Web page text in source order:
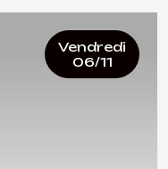
Vendredi
06/11